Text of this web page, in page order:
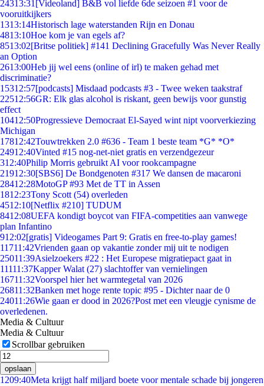
24313:31 [Videoland] B&B vol liefde 6de seizoen #1 voor de
vooruitkijkers
1313:14Historisch lage waterstanden Rijn en Donau
4813:10Hoe kom je van egels af?
8513:02[Britse politiek] #141 Declining Gracefully Was Never Really
an Option
2613:00Heb jij wel eens (online of irl) te maken gehad met
discriminatie?
15312:57[podcasts] Misdaad podcasts #3 - Twee weken taakstraf
22512:56GR: Elk glas alcohol is riskant, geen bewijs voor gunstig
effect
10412:50Progressieve Democraat El-Sayed wint nipt voorverkiezing
Michigan
17812:42Touwtrekken 2.0 #636 - Team 1 beste team *G* *O*
24912:40Vinted #15 nog-net-niet gratis en verzendgezeur
312:40Philip Morris gebruikt AI voor rookcampagne
21912:30[SBS6] De Bondgenoten #317 We dansen de macaroni
28412:28MotoGP #93 Met de TT in Assen
1812:23Tony Scott (54) overleden
4512:10[Netflix #210] TUDUM
8412:08UEFA kondigt boycot van FIFA-competities aan vanwege
plan Infantino
912:02[gratis] Videogames Part 9: Gratis en free-to-play games!
11711:42Vrienden gaan op vakantie zonder mij uit te nodigen
25011:39Asielzoekers #22 : Het Europese migratiepact gaat in
11111:37Kapper Walat (27) slachtoffer van vernielingen
16711:32Voorspel hier het warmtegetal van 2026
26811:32Banken met hoge rente topic #95 - Dichter naar de 0
24011:26Wie gaan er dood in 2026?Post met een vleugje cynisme de
overledenen.
Media & Cultuur
Media & Cultuur
Scrollbar gebruiken
opslaan
1209:40Meta krijgt half miljard boete voor mentale schade bij jongeren